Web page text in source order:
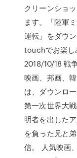
クリーンショ
ます。「陸軍
運転」をダウ
touchでお楽し
2018/10/18 戦
映画、邦画、
は、ダウンロ
第一次世界大
明者を出した
を負った兄と
信。 人気映画